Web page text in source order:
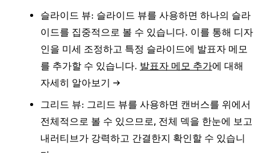
슬라이드 뷰: 슬라이드 뷰를 사용하면 하나의 슬라
이드를 집중적으로 볼 수 있습니다. 이를 통해 디자
인을 미세 조정하고 특정 슬라이드에 발표자 메모
를 추가할 수 있습니다. 발표자 메모 추가에 대해
자세히 알아보기 →
그리드 뷰: 그리드 뷰를 사용하면 캔버스를 위에서
전체적으로 볼 수 있으므로, 전체 덱을 한눈에 보고
내러티브가 강력하고 간결한지 확인할 수 있습니